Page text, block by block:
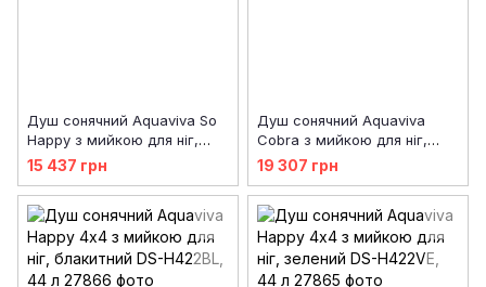
Душ сонячний Aquaviva So
Happy з мийкою для ніг,
зелений DS-H221VE, 28 л
15 437 грн
Душ сонячний Aquaviva
Cobra з мийкою для ніг,
зелений DS-C720VE, 32 л
19 307 грн